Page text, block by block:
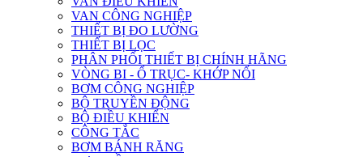
VAN CÔNG NGHIỆP
THIẾT BỊ ĐO LƯỜNG
THIẾT BỊ LỌC
PHÂN PHỐI THIẾT BỊ CHÍNH HÃNG
VÒNG BI - Ổ TRỤC- KHỚP NỐI
BƠM CÔNG NGHIỆP
BỘ TRUYỀN ĐỘNG
BỘ ĐIỀU KHIỂN
CÔNG TẮC
BƠM BÁNH RĂNG